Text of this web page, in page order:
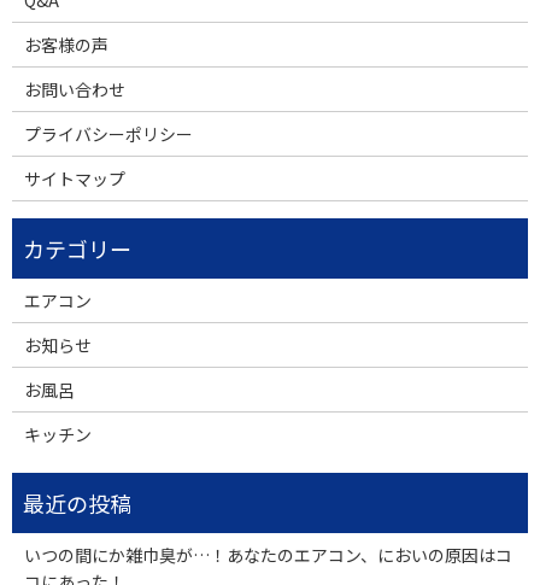
お客様の声
お問い合わせ
プライバシーポリシー
サイトマップ
エアコン
お知らせ
お風呂
キッチン
いつの間にか雑巾臭が…！あなたのエアコン、においの原因はコ